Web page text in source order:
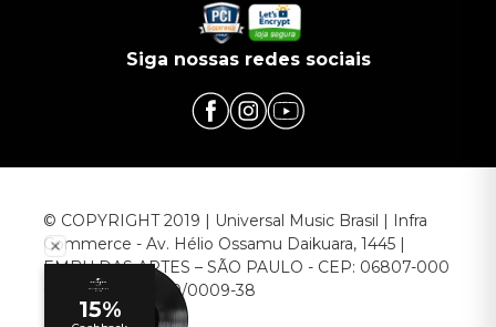
Siga nossas redes sociais
© COPYRIGHT 2019 | Universal Music Brasil | Infra
Commerce - Av. Hélio Ossamu Daikuara, 1445 |
EMBU DAS ARTES – SÃO PAULO - CEP: 06807-000
CNPJ: 00.952.789/0009-38